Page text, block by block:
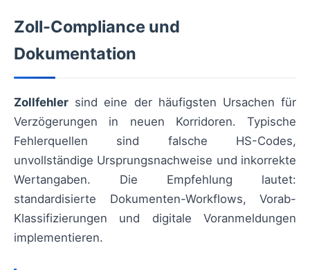
Zoll-Compliance und
Dokumentation
Zollfehler sind eine der häufigsten Ursachen für
Verzögerungen in neuen Korridoren. Typische
Fehlerquellen sind falsche HS-Codes,
unvollständige Ursprungsnachweise und inkorrekte
Wertangaben. Die Empfehlung lautet:
standardisierte Dokumenten-Workflows, Vorab-
Klassifizierungen und digitale Voranmeldungen
implementieren.